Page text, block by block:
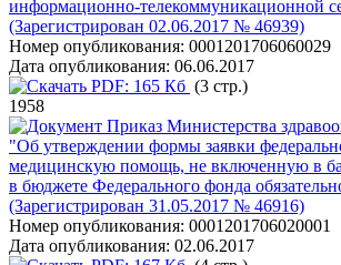
информационно-телекоммуникационной
(Зарегистрирован 02.06.2017 № 46939)
Номер опубликования: 0001201706060029
Дата опубликования: 06.06.2017
PDF: 165 Кб (3 стр.)
1958
Приказ Министерства
"Об утверждении формы заявки
медицинскую помощь, не включенную в
в бюджете Федерального фонда
(Зарегистрирован 31.05.2017 № 46916)
Номер опубликования: 0001201706020001
Дата опубликования: 02.06.2017